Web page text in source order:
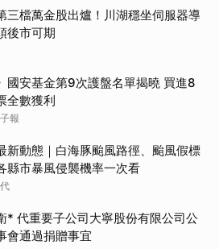
三檔萬金股出爐！川湖穩坐伺服器導
後市可期
國安基金第9次護盤名單揭曉 買進8
全數獲利
報
新動態｜白海豚颱風路徑、颱風假標
縣市暴風侵襲機率一次看
* 代重要子公司大寧股份有限公司公
會通過捐贈事宜